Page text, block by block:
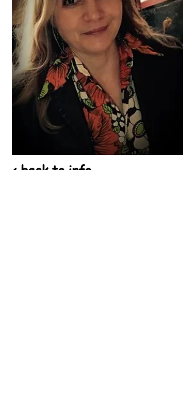
< back to info